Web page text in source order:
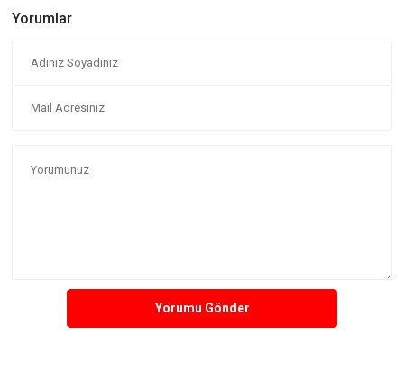
Yorumlar
Yorumu Gönder